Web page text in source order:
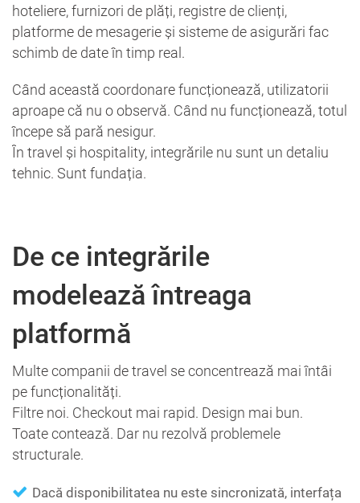
hoteliere, furnizori de plăți, registre de clienți,
platforme de mesagerie și sisteme de asigurări fac
schimb de date în timp real.
Când această coordonare funcționează, utilizatorii
aproape că nu o observă. Când nu funcționează, totul
începe să pară nesigur.
În travel și hospitality, integrările nu sunt un detaliu
tehnic. Sunt fundația.
De ce integrările
modelează întreaga
platformă
Multe companii de travel se concentrează mai întâi
pe funcționalități.
Filtre noi. Checkout mai rapid. Design mai bun.
Toate contează. Dar nu rezolvă problemele
structurale.
Dacă disponibilitatea nu este sincronizată, interfața